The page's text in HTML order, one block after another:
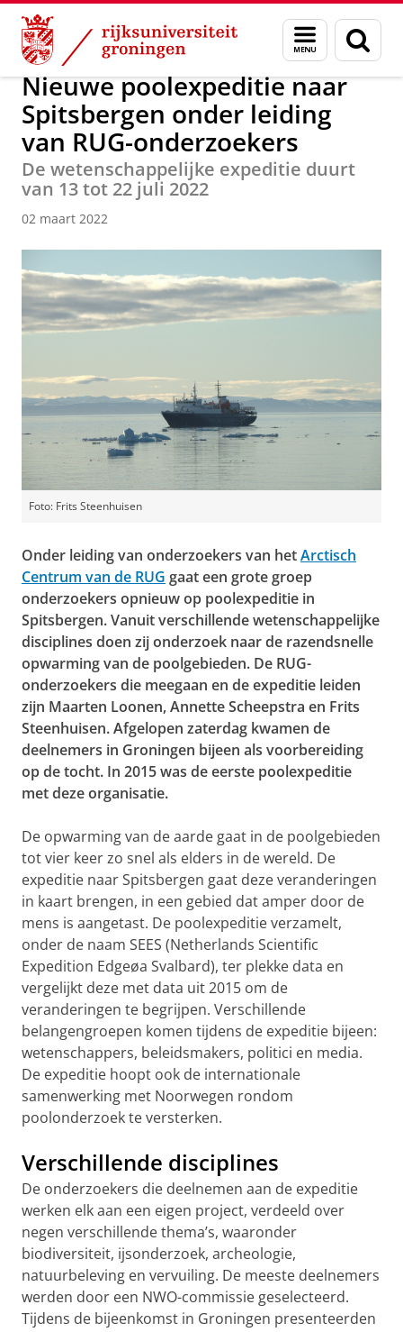
Skip
Content
Skip
Navigation
Menu
en
zoeken
Over ons Actueel Nieuws Nieuwsberichten
Nieuwe poolexpeditie naar
Spitsbergen onder leiding
van RUG-onderzoekers
De wetenschappelijke expeditie duurt
van 13 tot 22 juli 2022
02 maart 2022
Foto: Frits Steenhuisen
Onder leiding van onderzoekers van hetArctisch
Centrum van de RUG gaat een grote groep
onderzoekers opnieuw op poolexpeditie in
Spitsbergen. Vanuit verschillende wetenschappelijke
disciplines doen zij onderzoek naar de razendsnelle
opwarming van de poolgebieden. De RUG-
onderzoekers die meegaan en de expeditie leiden
zijn Maarten Loonen, Annette Scheepstra en Frits
Steenhuisen. Afgelopen zaterdag kwamen de
deelnemers in Groningen bijeen als voorbereiding
op de tocht. In 2015 was de eerste poolexpeditie
met deze organisatie.
De opwarming van de aarde gaat in de poolgebieden
tot vier keer zo snel als elders in de wereld. De
expeditie naar Spitsbergen gaat deze veranderingen
in kaart brengen, in een gebied dat amper door de
mens is aangetast. De poolexpeditie verzamelt,
onder de naam SEES (Netherlands Scientific
Expedition Edgeøa Svalbard), ter plekke data en
vergelijkt deze met data uit 2015 om de
veranderingen te begrijpen. Verschillende
belangengroepen komen tijdens de expeditie bijeen:
wetenschappers, beleidsmakers, politici en media.
De expeditie hoopt ook de internationale
samenwerking met Noorwegen rondom
poolonderzoek te versterken.
Verschillende disciplines
De onderzoekers die deelnemen aan de expeditie
werken elk aan een eigen project, verdeeld over
negen verschillende thema’s, waaronder
biodiversiteit, ijsonderzoek, archeologie,
natuurbeleving en vervuiling. De meeste deelnemers
werden door een NWO-commissie geselecteerd.
Tijdens de bijeenkomst in Groningen presenteerden